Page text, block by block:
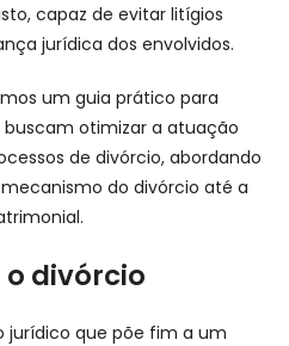
capaz de evitar litígios
jurídica dos envolvidos.
um guia prático para
otimizar a atuação
de divórcio, abordando
do divórcio até a
divórcio
jurídico que põe fim a um